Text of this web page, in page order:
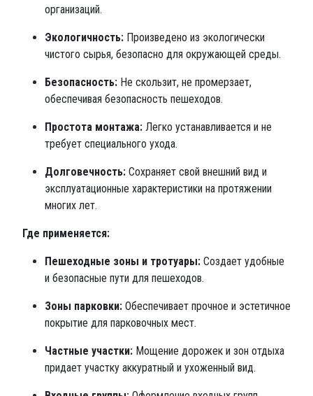
организаций.
Экологичность: Произведено из экологически
чистого сырья, безопасно для окружающей среды.
Безопасность: Не скользит, не промерзает,
обеспечивая безопасность пешеходов.
Простота монтажа: Легко устанавливается и не
требует специального ухода.
Долговечность: Сохраняет свой внешний вид и
эксплуатационные характеристики на протяжении
многих лет.
Где применяется:
Пешеходные зоны и тротуары: Создает удобные
и безопасные пути для пешеходов.
Зоны парковки: Обеспечивает прочное и эстетичное
покрытие для парковочных мест.
Частные участки: Мощение дорожек и зон отдыха
придает участку аккуратный и ухоженный вид.